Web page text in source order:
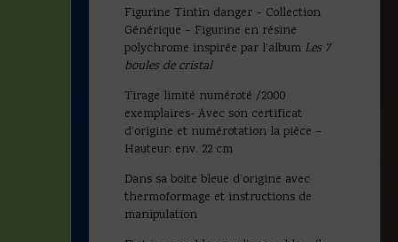
Figurine Tintin danger – Collection
Générique – Figurine en résine
polychrome inspirée par l’album Les 7
boules de cristal
Tirage limité numéroté /2000
exemplaires- Avec son certificat
d’origine et numérotation la pièce –
Hauteur: env. 22 cm
Dans sa boite bleue d’origine avec
thermoformage et instructions de
manipulation